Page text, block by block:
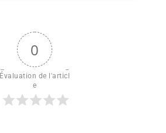
0
Évaluation de l'articl
e